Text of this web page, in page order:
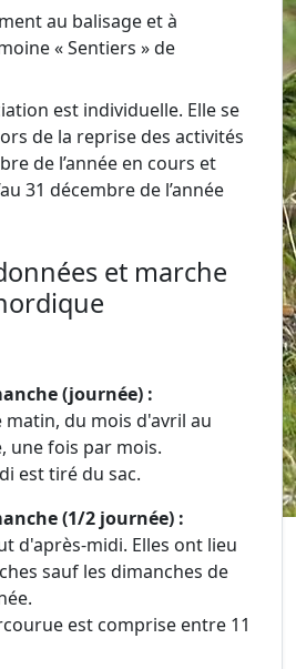
au balisage et à
« Sentiers » de
est individuelle. Elle se
de la reprise des activités
de l’année en cours et
31 décembre de l’année
et marche
(journée) :
matin, du mois d'avril au
une fois par mois.
est tiré du sac.
(1/2 journée) :
d'après-midi. Elles ont lieu
sauf les dimanches de
est comprise entre 11